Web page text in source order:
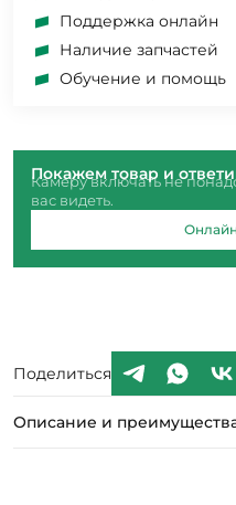
Поддержка онлайн
Наличие запчастей
Обучение и помощь
Покажем товар и
Камеру включать не
вас видеть.
Поделиться
Описание и